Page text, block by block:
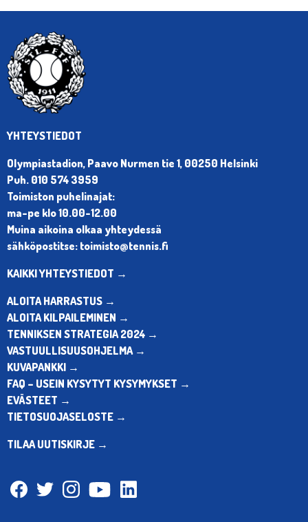
YHTEYSTIEDOT
Olympiastadion, Paavo Nurmen tie 1, 00250 Helsinki
Puh. 010 574 3959
Toimiston puhelinajat:
ma-pe klo 10.00-12.00
Muina aikoina olkaa yhteydessä
sähköpostitse: toimisto@tennis.fi
KAIKKI YHTEYSTIEDOT →
ALOITA HARRASTUS →
ALOITA KILPAILEMINEN →
TENNIKSEN STRATEGIA 2024 →
VASTUULLISUUSOHJELMA →
KUVAPANKKI →
FAQ – USEIN KYSYTYT KYSYMYKSET →
EVÄSTEET →
TIETOSUOJASELOSTE →
TILAA UUTISKIRJE →